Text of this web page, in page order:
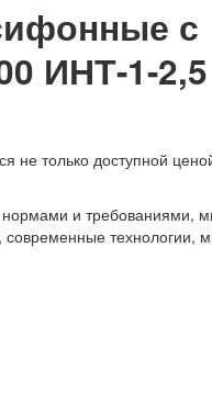
с
ИНТ-1-
не только доступной
и требованиями,
современные технологии,